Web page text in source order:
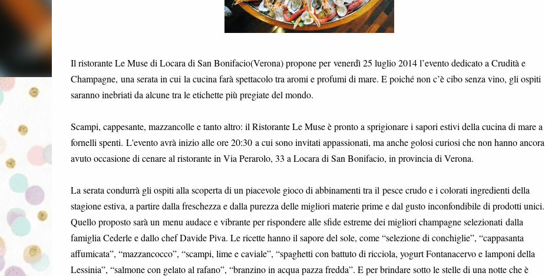
Il ristorante Le Muse di Locara di San Bonifacio(Verona) propone per venerdì 25 luglio 2014 l’evento dedicato a Crudità e
Champagne, una serata in cui la cucina farà spettacolo tra aromi e profumi di mare. E poiché non c’è cibo senza vino, gli ospiti
saranno inebriati da alcune tra le etichette più pregiate del mondo.
Scampi, cappesante, mazzancolle e tanto altro: il Ristorante Le Muse è pronto a sprigionare i sapori estivi della cucina di mare a
fornelli spenti. L'evento avrà inizio alle ore 20:30 a cui sono invitati appassionati, ma anche golosi curiosi che non hanno ancora
avuto occasione di cenare al ristorante in Via Perarolo, 33 a Locara di San Bonifacio, in provincia di Verona.
La serata condurrà gli ospiti alla scoperta di un piacevole gioco di abbinamenti tra il pesce crudo e i colorati ingredienti della
stagione estiva, a partire dalla freschezza e dalla purezza delle migliori materie prime e dal gusto inconfondibile di prodotti unici.
Quello proposto sarà un menu audace e vibrante per rispondere alle sfide estreme dei migliori champagne selezionati dalla
famiglia Cederle e dallo chef Davide Piva. Le ricette hanno il sapore del sole, come “selezione di conchiglie”, “cappasanta
affumicata”, “mazzancocco”, “scampi, lime e caviale”, “spaghetti con battuto di ricciola, yogurt Fontanacervo e lamponi della
Lessinia”, “salmone con gelato al rafano”, “branzino in acqua pazza fredda”. E per brindare sotto le stelle di una notte che è